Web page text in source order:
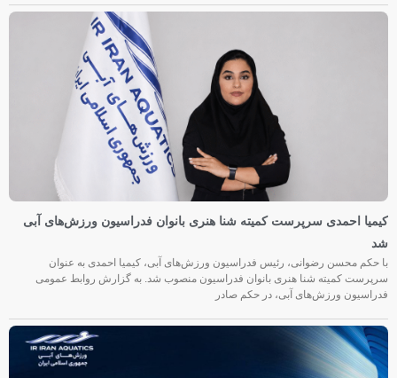
کیمیا احمدی سرپرست کمیته شنا هنری بانوان فدراسیون ورزش‌های آبی
شد
با حکم محسن رضوانی، رئیس فدراسیون ورزش‌های آبی، کیمیا احمدی به عنوان
سرپرست کمیته شنا هنری بانوان فدراسیون منصوب شد. به گزارش روابط عمومی
فدراسیون ورزش‌های آبی، در حکم صادر